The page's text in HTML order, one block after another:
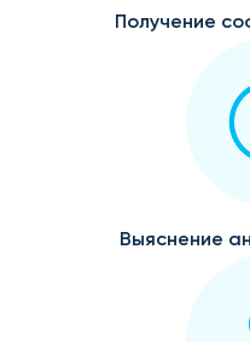
Получение
Выяснение